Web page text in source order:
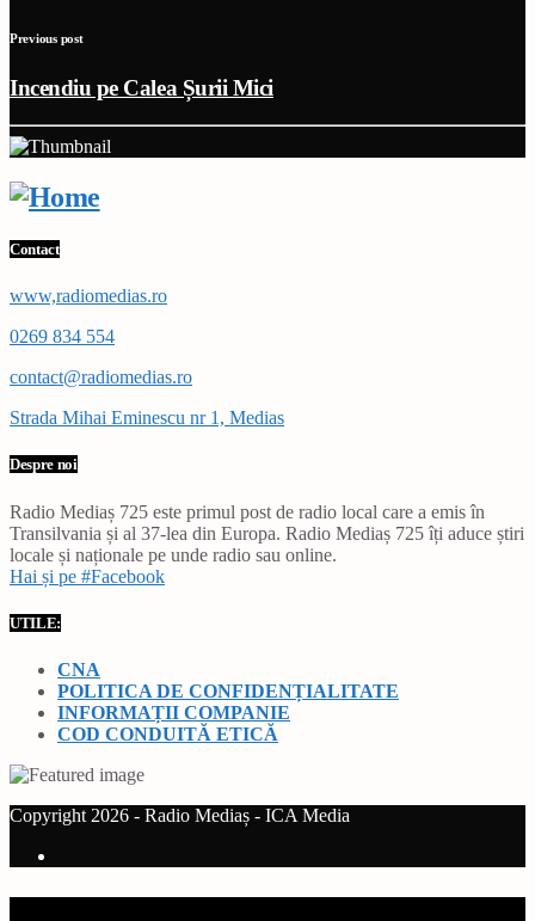
Previous post
Incendiu pe Calea Șurii Mici
Contact
www,radiomedias.ro
0269 834 554
contact@radiomedias.ro
Strada Mihai Eminescu nr 1, Medias
Despre noi
Radio Mediaș 725 este primul post de radio local care a emis în
Transilvania și al 37-lea din Europa. Radio Mediaș 725 îți aduce știri
locale și naționale pe unde radio sau online.
Hai și pe #Facebook
UTILE:
CNA
POLITICA DE CONFIDENȚIALITATE
INFORMAȚII COMPANIE
COD CONDUITĂ ETICĂ
Copyright 2026 - Radio Mediaș - ICA Media